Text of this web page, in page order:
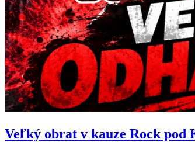
Veľký obrat v kauze Rock pod